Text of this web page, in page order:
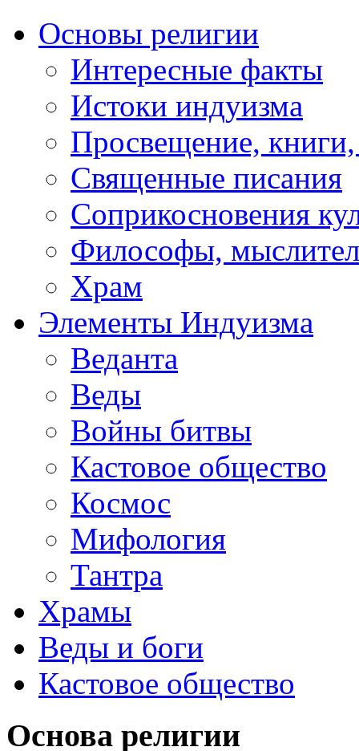
Основы религии
Интересные факты
Истоки индуизма
Просвещение, книги,
Священные писания
Соприкосновения
Философы,
Храм
Элементы Индуизма
Веданта
Веды
Войны битвы
Кастовое общество
Космос
Мифология
Тантра
Храмы
Веды и боги
Кастовое общество
Основа религии